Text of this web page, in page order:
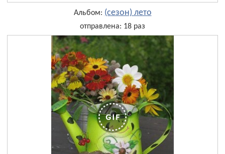
Альбом: (сезон) лето
отправлена: 18 раз